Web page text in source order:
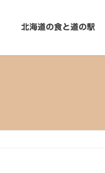
北海道の食と道の駅